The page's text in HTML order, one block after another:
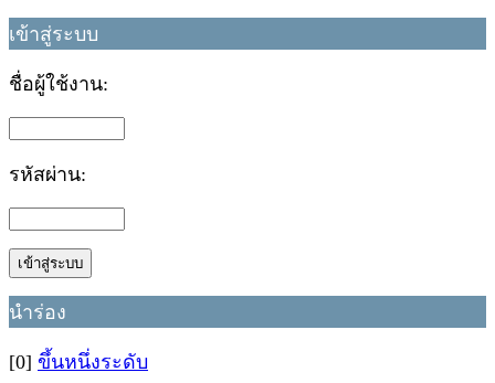
เข้าสู่ระบบ
ชื่อผู้ใช้งาน:
รหัสผ่าน:
นำร่อง
[0] ขึ้นหนึ่งระดับ